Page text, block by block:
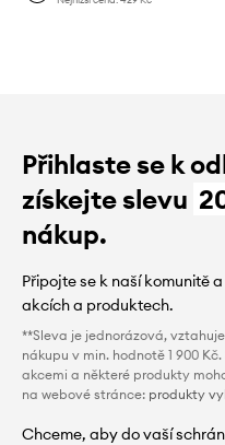
Přihlaste se k
získejte slevu
nákup.
Připojte se k naší komunitě
akcích a produktech.
**Sleva je jednorázová,
nákupu v min. hodnotě 1 900
akcemi a některé produkty
na webové stránce: produkty
Chceme, aby do vaší